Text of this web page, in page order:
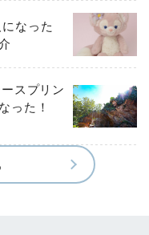
なった
スプリン
った！